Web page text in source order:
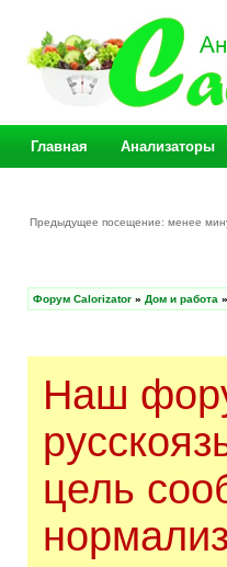
Главная Анализаторы
Предыдущее посещение: менее
Форум Calorizator » Дом и работа »
Наш
цель